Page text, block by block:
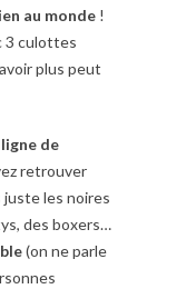
au monde !
3 culottes
plus peut
de
retrouver
les noires
des boxers…
(on ne parle